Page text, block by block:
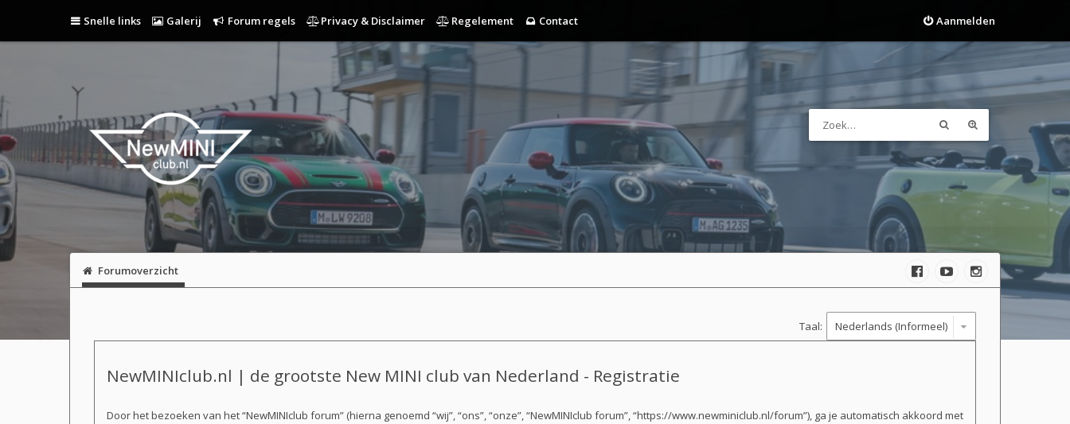
Snelle links Galerij Forum regels Privacy & Disclaimer Regelement Contact Aanmelden
Forumoverzicht
Taal:
NewMINIclub.nl | de grootste New MINI club van Nederland - Registratie
Door het bezoeken van het “NewMINIclub forum” (hierna genoemd “wij”, “ons”, “onze”, “NewMINIclub forum”, “https://www.newminiclub.nl/forum”), ga je automatisch akkoord met